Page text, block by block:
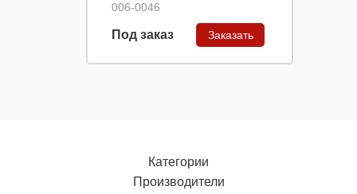
006-0046
Под заказ Заказать
Категории
Производители